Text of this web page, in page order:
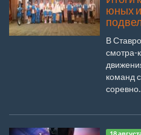
юных
В
смотра-
команд